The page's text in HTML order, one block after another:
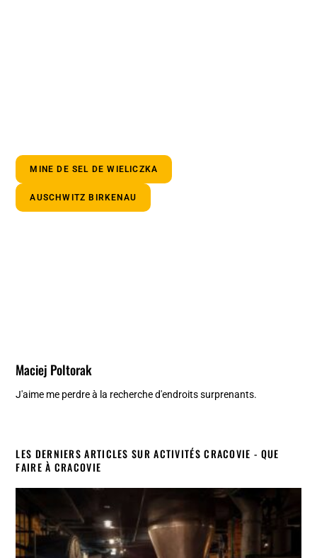
MINE DE SEL DE WIELICZKA
AUSCHWITZ BIRKENAU
Maciej Poltorak
J'aime me perdre à la recherche d'endroits surprenants.
LES DERNIERS ARTICLES SUR ACTIVITÉS CRACOVIE - QUE
FAIRE À CRACOVIE